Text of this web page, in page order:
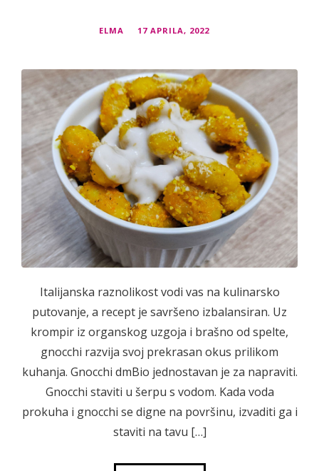
ELMA 17 APRILA, 2022
Italijanska raznolikost vodi vas na kulinarsko
putovanje, a recept je savršeno izbalansiran. Uz
krompir iz organskog uzgoja i brašno od spelte,
gnocchi razvija svoj prekrasan okus prilikom
kuhanja. Gnocchi dmBio jednostavan je za napraviti.
Gnocchi staviti u šerpu s vodom. Kada voda
prokuha i gnocchi se digne na površinu, izvaditi ga i
staviti na tavu […]